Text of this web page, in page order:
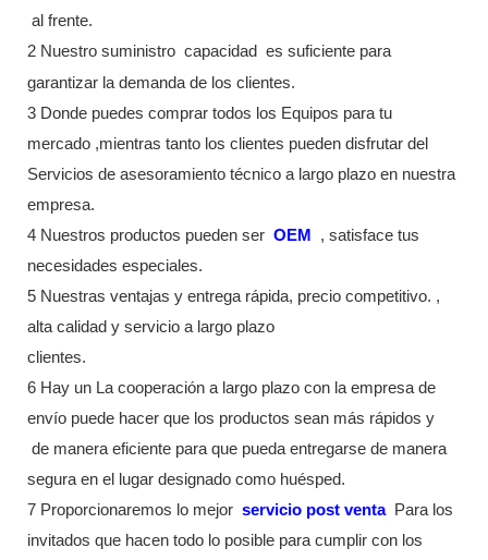
al frente.
2 Nuestro suministro capacidad
es suficiente para
garantizar la demanda de los clientes.
3 Donde puedes comprar todos los Equipos para tu
mercado ,mientras tanto los clientes pueden disfrutar del
Servicios de asesoramiento técnico a largo plazo en nuestra
empresa.
4 Nuestros productos pueden ser OEM
, satisface tus
necesidades especiales.
5 Nuestras ventajas y entrega rápida, precio competitivo. ,
alta calidad y servicio a largo plazo
clientes.
6 Hay un La cooperación a largo plazo con la empresa de
envío puede hacer que los productos sean más rápidos y
de manera eficiente para que pueda entregarse de manera
segura en el lugar designado como huésped.
7 Proporcionaremos lo mejor servicio post venta Para los
invitados que hacen todo lo posible para cumplir con los